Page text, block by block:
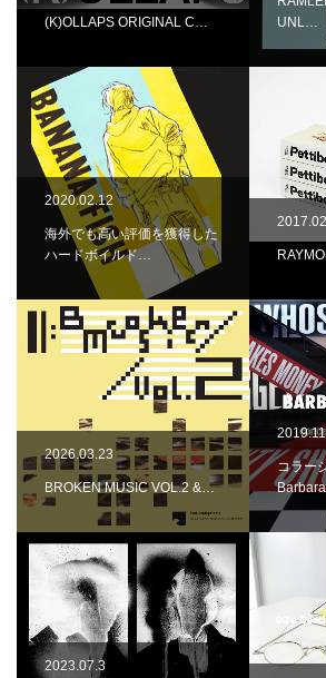
(K)OLLAPS ORIGINAL C…
UNL…
2020.02.12
海外でも高い評価を獲得した
ハードボイルド…
2026.03.23
BROKEN MUSIC VOL.2 &…
コラー
2023.07.3